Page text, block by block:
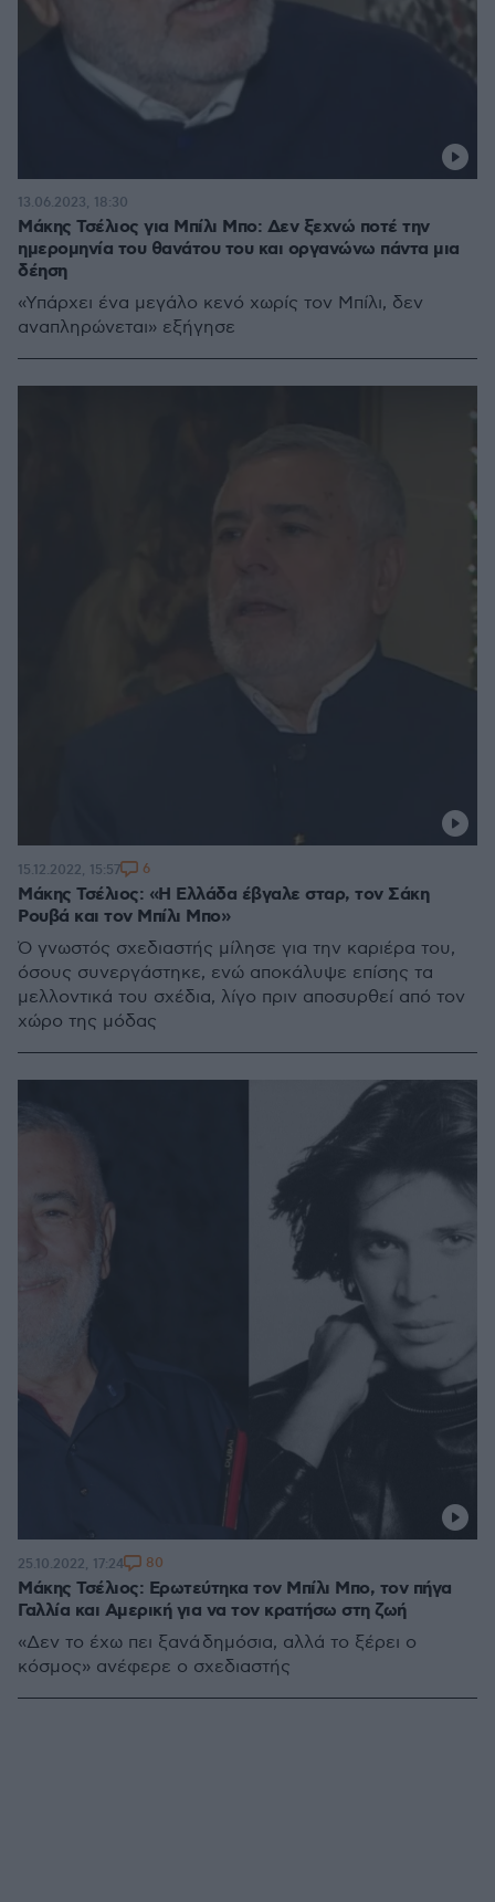
Μάκης Τσέλιος για Μπίλι Μπο: Δεν ξεχνώ ποτέ την
ημερομηνία του θανάτου του και οργανώνω πάντα μια
δέηση
«Υπάρχει ένα μεγάλο κενό χωρίς τον Μπίλι, δεν
αναπληρώνεται» εξήγησε
13.06.2023, 18:30
Μάκης Τσέλιος: «Η Ελλάδα έβγαλε σταρ, τον Σάκη
Ρουβά και τον Μπίλι Μπο»
Ό γνωστός σχεδιαστής μίλησε για την καριέρα του,
όσους συνεργάστηκε, ενώ αποκάλυψε επίσης τα
μελλοντικά του σχέδια, λίγο πριν αποσυρθεί από τον
χώρο της μόδας
15.12.2022, 15:57 6
Μάκης Τσέλιος: Ερωτεύτηκα τον Μπίλι Μπο, τον πήγα
Γαλλία και Αμερική για να τον κρατήσω στη ζωή
«Δεν το έχω πει ξανά δημόσια, αλλά το ξέρει ο
κόσμος» ανέφερε ο σχεδιαστής
25.10.2022, 17:24 80